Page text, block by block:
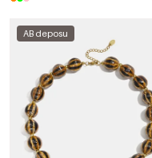
AB deposu